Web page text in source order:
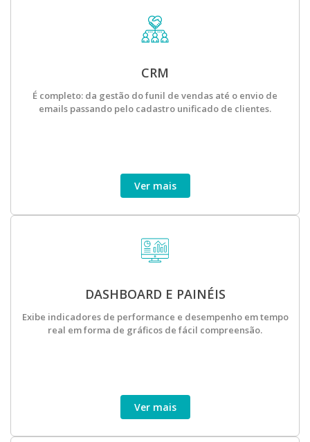
CRM
É completo: da gestão do funil de vendas até o envio de
emails passando pelo cadastro unificado de clientes.
Ver mais
DASHBOARD E PAINÉIS
Exibe indicadores de performance e desempenho em tempo
real em forma de gráficos de fácil compreensão.
Ver mais